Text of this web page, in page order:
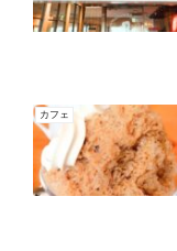
カフェ